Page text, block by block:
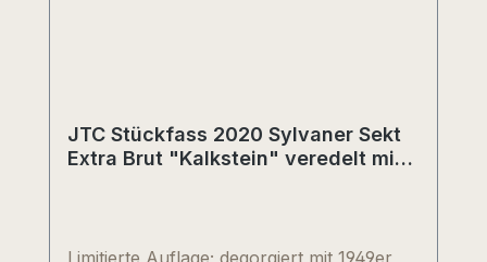
JTC Stückfass 2020 Sylvaner Sekt
Extra Brut "Kalkstein" veredelt mit
Limitierte Auflage; degorgiert mit 1949er